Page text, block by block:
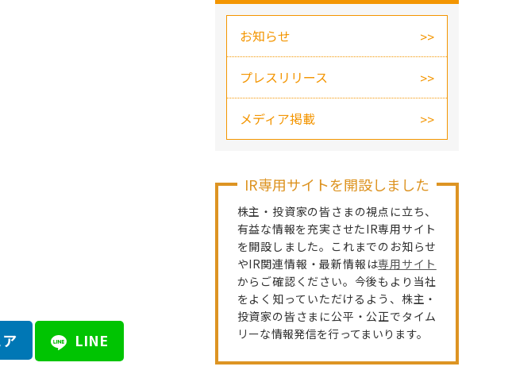
LINE
お知らせ
プレスリリース
メディア掲載
IR専用サイトを開設しました
株主・投資家の皆さまの視点に立ち、
有益な情報を充実させたIR専用サイト
を開設しました。これまでのお知らせ
やIR関連情報・最新情報は専用サイト
からご確認ください。今後もより当社
をよく知っていただけるよう、株主・
投資家の皆さまに公平・公正でタイム
リーな情報発信を行ってまいります。